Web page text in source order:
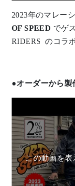
2023年のマレー
OF SPEED でゲ
RIDERS のコラ
●オーダーから製
この動画を表